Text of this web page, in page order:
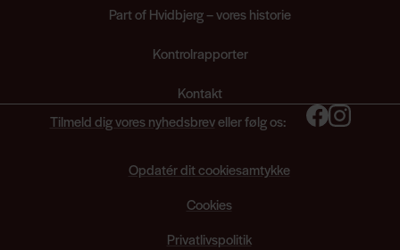
Part of Hvidbjerg – vores historie
Kontrolrapporter
Kontakt
Tilmeld dig vores nyhedsbreveller følg os:
Opdatér dit cookiesamtykke
Cookies
Privatlivspolitik